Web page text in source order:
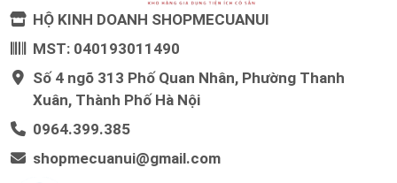
HỘ KINH DOANH SHOPMECUANUI
MST: 040193011490
Số 4 ngõ 313 Phố Quan Nhân, Phường Thanh
Xuân, Thành Phố Hà Nội
0964.399.385
shopmecuanui@gmail.com